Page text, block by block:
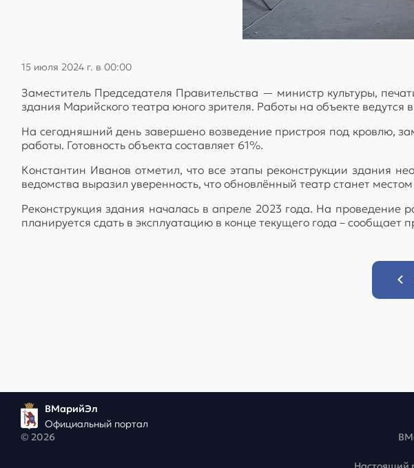
15 июля 2024 г. в 00:00
Заместитель Председателя Правительства — министр культуры,
здания Марийского театра юного зрителя. Работы на объекте ведутся
На сегодняшний день завершено возведение пристроя под кровлю,
работы. Готовность объекта составляет 61%.
Константин Иванов отметил, что все этапы реконструкции здания
ведомства выразил уверенность, что обновлённый театр станет
Реконструкция здания началась в апреле 2023 года. На проведение
планируется сдать в эксплуатацию в конце текущего года – сообщает
ВМарийЭл
Официальный портал
© 2026